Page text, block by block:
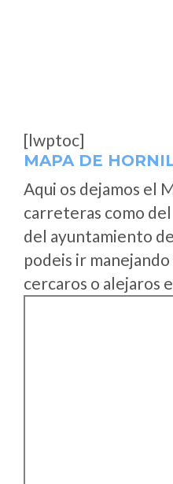
[lwptoc]
MAPA DE
Aqui os dejamos el
carreteras como
del ayuntamiento
podeis ir
cercaros o alejaros